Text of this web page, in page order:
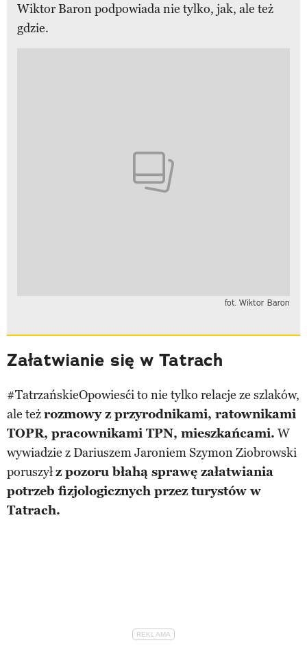
Wiktor Baron podpowiada nie tylko, jak, ale też
gdzie.
fot. Wiktor Baron
Załatwianie się w Tatrach
#TatrzańskieOpowiesći to nie tylko relacje ze szlaków,
ale teżrozmowy z przyrodnikami, ratownikami
TOPR, pracownikami TPN, mieszkańcami. W
wywiadzie z Dariuszem Jaroniem Szymon Ziobrowski
poruszyłz pozoru błahą sprawę załatwiania
potrzeb fizjologicznych przez turystów w
Tatrach.